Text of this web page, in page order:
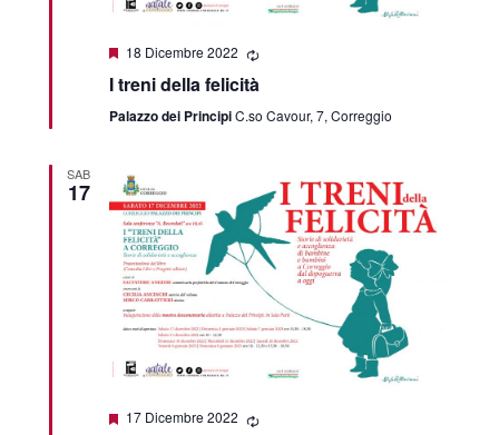
Featured
18 Dicembre 2022
I treni della felicità
Palazzo dei PrincipiC.so Cavour, 7, Correggio
SAB
17
Featured
17 Dicembre 2022